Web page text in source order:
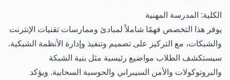
الكلية: المدرسة المهنية
يوفر هذا التخصص فهمًا شاملاً لمبادئ وممارسات تقنيات الإنترنت
والشبكات، مع التركيز على تصميم وتنفيذ وإدارة الأنظمة الشبكية.
سيستكشف الطلاب مواضيع رئيسية مثل بنية الشبكة
والبروتوكولات والأمن السيبراني والحوسبة السحابية. ويؤكد